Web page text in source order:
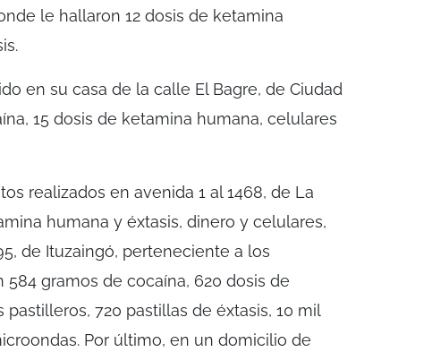
le hallaron 12 dosis de ketamina
en su casa de la calle El Bagre, de Ciudad
15 dosis de ketamina humana, celulares
realizados en avenida 1 al 1468, de La
humana y éxtasis, dinero y celulares,
de Ituzaingó, perteneciente a los
584 gramos de cocaína, 620 dosis de
720 pastillas de éxtasis, 10 mil
Por último, en un domicilio de